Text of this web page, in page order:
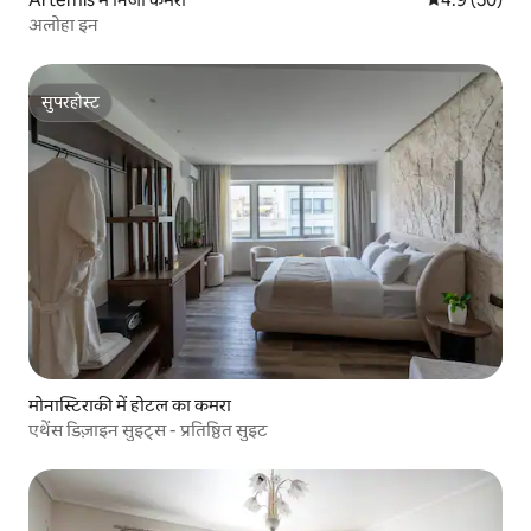
अलोहा इन
सुपरहोस्ट
सुपरहोस्ट
मोनास्टिराकी में होटल का कमरा
एथेंस डिज़ाइन सुइट्स - प्रतिष्ठित सुइट